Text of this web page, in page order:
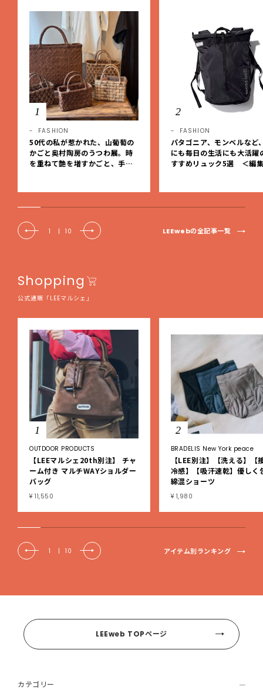
1
FASHION
50代の私が惹かれた、山葡萄の
かごと奥村陶房のうつわ展。時
を重ねて艶を増すかごと、手仕
2
FASHION
パタゴニア、モンベルなど
にも毎日の生活にも大活躍
すすめリュック5選 ＜編
1 | 10 LEEwebの全記事一覧
Shopping
公式通販「LEEマルシェ」
1
OUTDOOR PRODUCTS
【LEEマルシェ20th別注】 チャ
ーム付き マルチWAYショルダー
バッグ
¥ 11,550
2
BRADELIS New York peace
【LEE別注】【洗える】【
冷感】【吸汗速乾】優しく
綿混ショーツ
¥ 1,980
1 | 10 アイテム別ランキング
LEEweb TOPページ
カテゴリー